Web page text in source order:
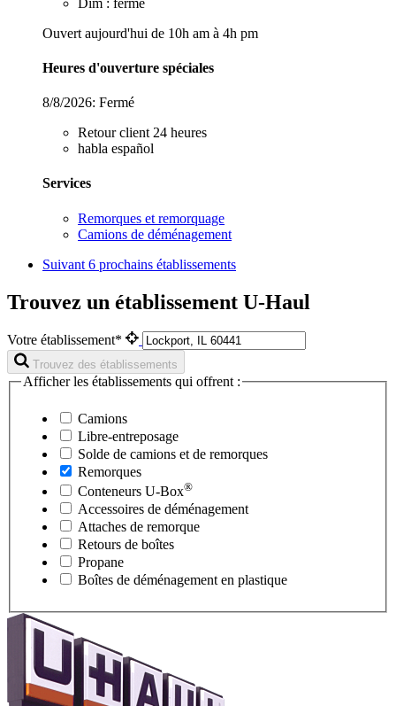
Ouvert aujourd'hui de 10h am à 4h pm
Heures d'ouverture spéciales
8/8/2026: Fermé
Retour client 24 heures
habla español
Services
Remorques et remorquage
Camions de déménagement
Suivant 6 prochains établissements
Trouvez un établissement U-Haul
Votre établissement*
Trouvez des établissements
Afficher les établissements qui offrent :
Camions
Libre-entreposage
Solde de camions et de remorques
Remorques
Conteneurs U-Box®
Accessoires de déménagement
Attaches de remorque
Retours de boîtes
Propane
Boîtes de déménagement en plastique